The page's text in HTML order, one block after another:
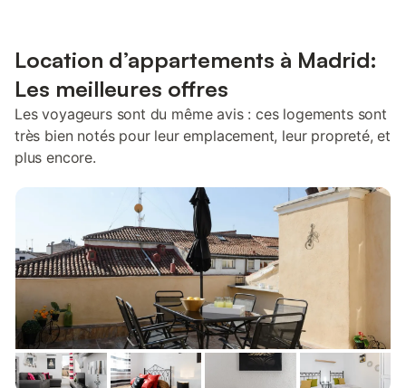
Location d’appartements à Madrid:
Les meilleures offres
Les voyageurs sont du même avis : ces logements sont
très bien notés pour leur emplacement, leur propreté, et
plus encore.